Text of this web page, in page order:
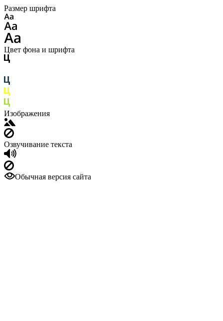
Размер шрифта
Цвет фона и шрифта
Изображения
Озвучивание текста
Обычная версия сайта